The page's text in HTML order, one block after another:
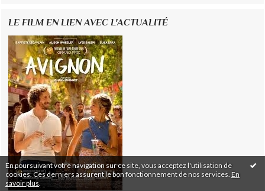
En poursuivant votre navigation sur ce site, vous acceptez l'utilisation de
cookies. Ces derniers assurent le bon fonctionnement de nos services. En
savoir plus.
LE FILM EN LIEN AVEC L'ACTUALITÉ